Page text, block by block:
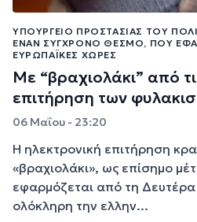
ΥΠΟΥΡΓΕΊΟ ΠΡΟΣΤΑΣΊΑΣ ΤΟΥ
ΈΝΑΝ ΣΎΓΧΡΟΝΟ ΘΕΣΜΌ, ΠΟΥ
ΕΥΡΩΠΑΪΚΈΣ ΧΏΡΕΣ
Με “βραχιολάκι” από
επιτήρηση των
06 Μαΐου - 23:20
Η ηλεκτρονική επιτήρηση
«βραχιολάκι», ως επίσημο
εφαρμόζεται από τη
ολόκληρη την ελλην...